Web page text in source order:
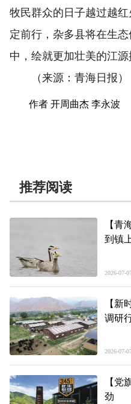
牧民群众的日子越过越
定前行，杂多县将在生
中，绘就更加壮美的江源
（来源：青海日报）
作者 开周曲杰 李永波
推荐阅读
【青
到镇
2026-07-
【新
调研
置补
2026-07-
【党
劲